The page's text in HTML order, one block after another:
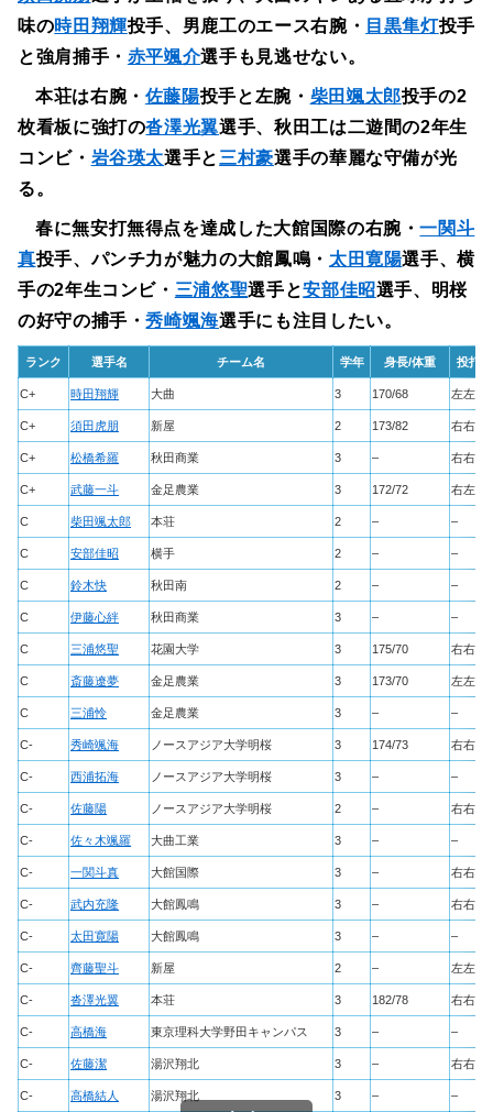
味の時田翔輝投手、男鹿工のエース右腕・ 目黒隼灯投手
と強肩捕手・ 赤平颯介選手も見逃せない。
本荘は右腕・ 佐藤陽投手と左腕・ 柴田颯太郎投手の2
枚看板に強打の沓澤光翼選手、秋田工は二遊間の2年生
コンビ・ 岩谷瑛太選手と三村豪選手の華麗な守備が光
る。
春に無安打無得点を達成した大館国際の右腕・一関斗
真投手、パンチ力が魅力の大館鳳鳴・ 太田寛陽選手、横
手の2年生コンビ・ 三浦悠聖選手と安部佳昭選手、明桜
の好守の捕手・秀崎颯海選手にも注目したい。
ランク 選手名 チーム名 学年 身長/体重 投打
C+ 時田翔輝 大曲 3 170/68 左左
C+ 須田虎朋 新屋 2 173/82 右右
C+ 松橋希羅 秋田商業 3 – 右右
C+ 武藤一斗 金足農業 3 172/72 右左
C 柴田颯太郎 本荘 2 – –
C 安部佳昭 横手 2 – –
C 鈴木快 秋田南 2 – –
C 伊藤心絆 秋田商業 3 – –
C 三浦悠聖 花園大学 3 175/70 右右
C 斎藤遼夢 金足農業 3 173/70 左左
C 三浦怜 金足農業 3 – –
C- 秀崎颯海 ノースアジア大学明桜 3 174/73 右右
C- 西浦拓海 ノースアジア大学明桜 3 – –
C- 佐藤陽 ノースアジア大学明桜 2 – 右右
C- 佐々木颯羅 大曲工業 3 – –
C- 一関斗真 大館国際 3 – 右右
C- 武内充隆 大館鳳鳴 3 – 右右
C- 太田寛陽 大館鳳鳴 3 – –
C- 齊藤聖斗 新屋 2 – 左左
C- 沓澤光翼 本荘 3 182/78 右右
C- 高橋海 東京理科大学野田キャンパス 3 – –
C- 佐藤潔 湯沢翔北 3 – 右右
C- 高橋結人 湯沢翔北 3 – –